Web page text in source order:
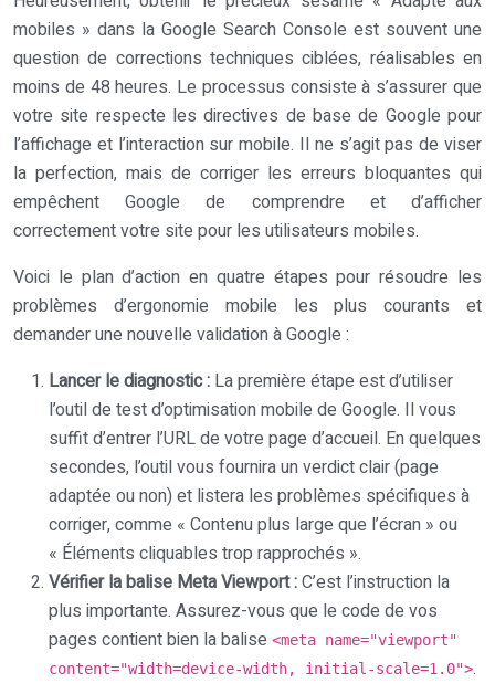
mobiles » dans la Google Search Console est souvent une
question de corrections techniques ciblées, réalisables en
moins de 48 heures. Le processus consiste à s’assurer que
votre site respecte les directives de base de Google pour
l’affichage et l’interaction sur mobile. Il ne s’agit pas de viser
la perfection, mais de corriger les erreurs bloquantes qui
empêchent Google de comprendre et d’afficher
correctement votre site pour les utilisateurs mobiles.
Voici le plan d’action en quatre étapes pour résoudre les
problèmes d’ergonomie mobile les plus courants et
demander une nouvelle validation à Google :
Lancer le diagnostic : La première étape est d’utiliser
l’outil de test d’optimisation mobile de Google. Il vous
suffit d’entrer l’URL de votre page d’accueil. En quelques
secondes, l’outil vous fournira un verdict clair (page
adaptée ou non) et listera les problèmes spécifiques à
corriger, comme « Contenu plus large que l’écran » ou
« Éléments cliquables trop rapprochés ».
Vérifier la balise Meta Viewport :C’est l’instruction la
plus importante. Assurez-vous que le code de vos
pages contient bien la balise <meta name="viewport"
content="width=device-width, initial-scale=1.0">.